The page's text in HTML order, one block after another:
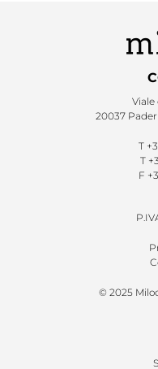
Viale
20037
T
T
F
© 2025